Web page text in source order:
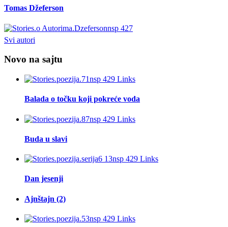
Tomas Džeferson
Svi autori
Novo na sajtu
Balada o točku koji pokreće voda
Buda u slavi
Dan jesenji
Ajnštajn (2)